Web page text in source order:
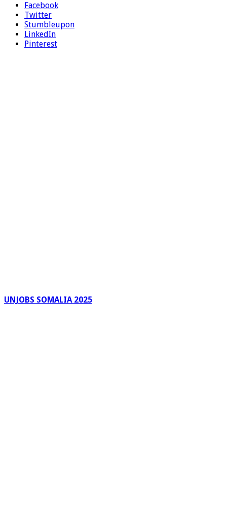
Facebook
Twitter
Stumbleupon
LinkedIn
Pinterest
UNJOBS SOMALIA 2025